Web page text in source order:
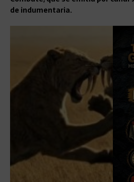
de indumentaria.